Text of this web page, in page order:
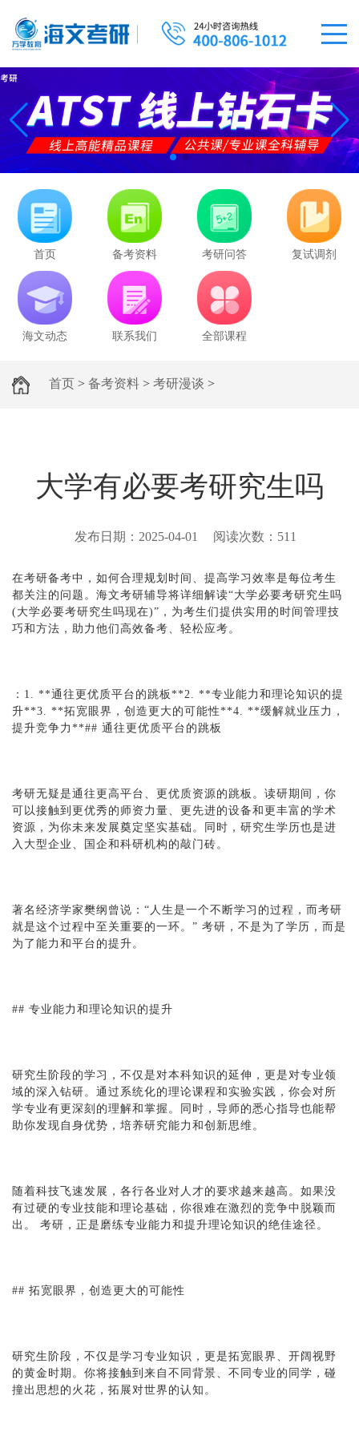
首页 备考资料 考研问答 复试调剂
海文动态 联系我们 全部课程
首页 > 备考资料 > 考研漫谈 >
大学有必要考研究生吗
发布日期： 2025-04-01 阅读次数： 511
在考研备考中，如何合理规划时间、提高学习效率是每位考生
都关注的问题。海文考研辅导将详细解读“大学必要考研究生吗
(大学必要考研究生吗现在)”，为考生们提供实用的时间管理技
巧和方法，助力他们高效备考、轻松应考。
：1. **通往更优质平台的跳板**2. **专业能力和理论知识的提
升**3. **拓宽眼界，创造更大的可能性**4. **缓解就业压力，
提升竞争力**## 通往更优质平台的跳板
考研无疑是通往更高平台、更优质资源的跳板。读研期间，你
可以接触到更优秀的师资力量、更先进的设备和更丰富的学术
资源，为你未来发展奠定坚实基础。同时，研究生学历也是进
入大型企业、国企和科研机构的敲门砖。
著名经济学家樊纲曾说：“人生是一个不断学习的过程，而考研
就是这个过程中至关重要的一环。” 考研，不是为了学历，而是
为了能力和平台的提升。
## 专业能力和理论知识的提升
研究生阶段的学习，不仅是对本科知识的延伸，更是对专业领
域的深入钻研。通过系统化的理论课程和实验实践，你会对所
学专业有更深刻的理解和掌握。同时，导师的悉心指导也能帮
助你发现自身优势，培养研究能力和创新思维。
随着科技飞速发展，各行各业对人才的要求越来越高。如果没
有过硬的专业技能和理论基础，你很难在激烈的竞争中脱颖而
出。 考研，正是磨练专业能力和提升理论知识的绝佳途径。
## 拓宽眼界，创造更大的可能性
研究生阶段，不仅是学习专业知识，更是拓宽眼界、开阔视野
的黄金时期。你将接触到来自不同背景、不同专业的同学，碰
撞出思想的火花，拓展对世界的认知。